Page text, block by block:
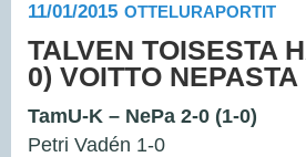
11/01/2015 OTTELURAPORTIT
TALVEN TOISESTA
0) VOITTO NEPASTA
TamU-K – NePa 2-0 (1-0)
Petri Vadén 1-0